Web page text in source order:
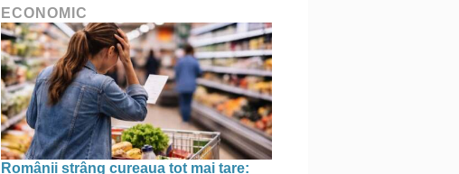
ECONOMIC
Românii strâng cureaua tot mai tare: